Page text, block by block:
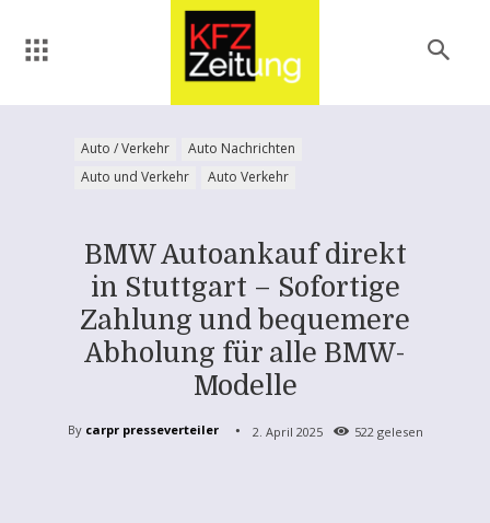
Auto / Verkehr
Auto Nachrichten
Auto und Verkehr
Auto Verkehr
BMW Autoankauf direkt
in Stuttgart – Sofortige
Zahlung und bequemere
Abholung für alle BMW-
Modelle
By carpr presseverteiler 2. April 2025 522 gelesen